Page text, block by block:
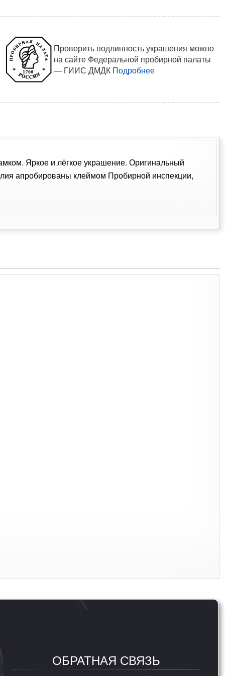
Проверить подлинность украшения можно
на сайте Федеральной пробирной палаты
— ГИИС ДМДК Подробнее
Яркое и лёгкое украшение. Оригинальный
апробированы клеймом Пробирной инспекции,
ОБРАТНАЯ СВЯЗЬ